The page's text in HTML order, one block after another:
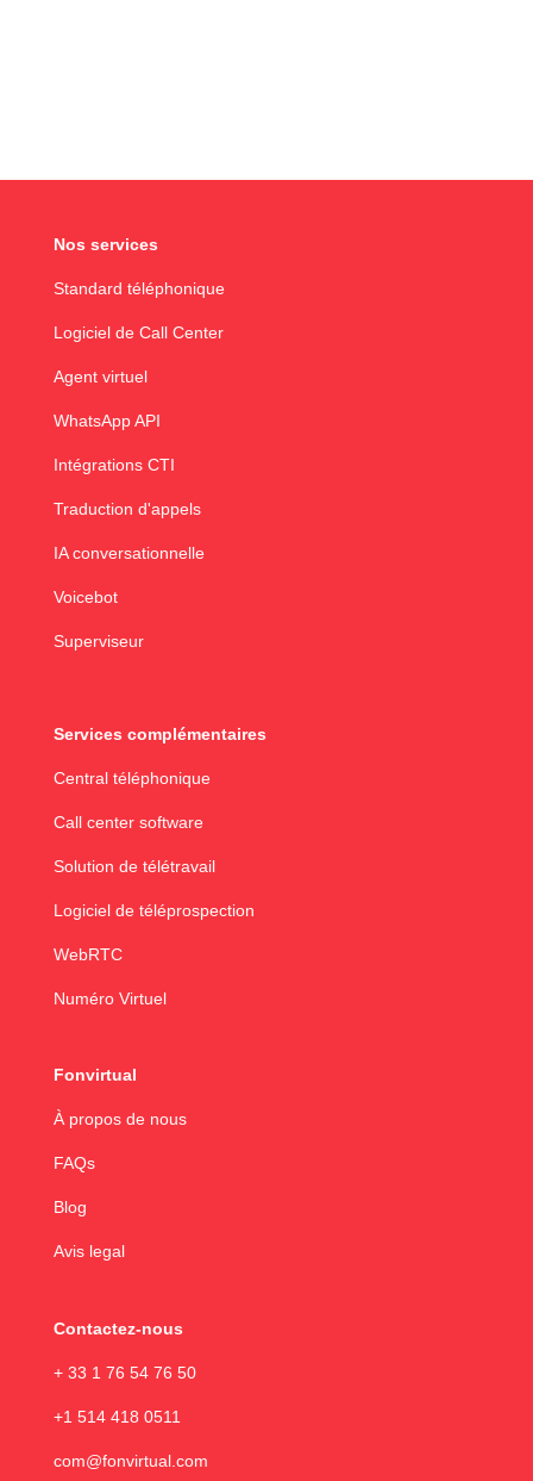
Nos services
Standard téléphonique
Logiciel de Call Center
Agent virtuel
WhatsApp API
Intégrations CTI
Traduction d'appels
IA conversationnelle
Voicebot
Superviseur
Services complémentaires
Central téléphonique
Call center software
Solution de télétravail
Logiciel de téléprospection
WebRTC
Numéro Virtuel
Fonvirtual
À propos de nous
FAQs
Blog
Avis legal
Contactez-nous
+ 33 1 76 54 76 50
+1 514 418 0511
com@fonvirtual.com